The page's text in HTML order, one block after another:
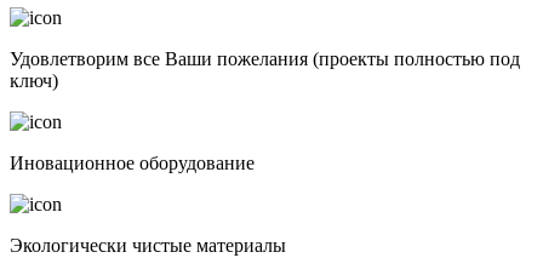
Удовлетворим все Ваши пожелания (проекты полностью под
ключ)
Иновационное оборудование
Экологически чистые материалы